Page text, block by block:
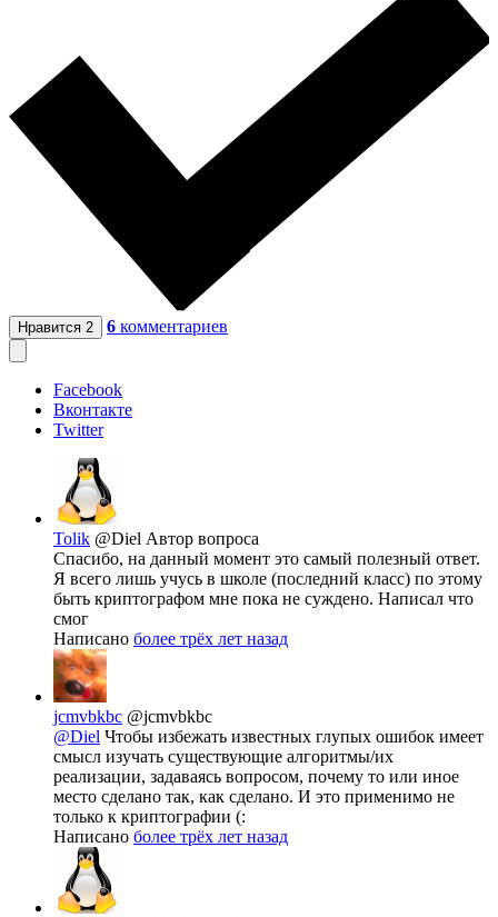
Нравится 2 6 комментариев
Facebook
Вконтакте
Twitter
Tolik @Diel Автор вопроса
Спасибо, на данный момент это самый полезный ответ.
Я всего лишь учусь в школе (последний класс) по этому
быть криптографом мне пока не суждено. Написал что
смог
Написано более трёх лет назад
jcmvbkbc @jcmvbkbc
@Diel Чтобы избежать известных глупых ошибок имеет
смысл изучать существующие алгоритмы/их
реализации, задаваясь вопросом, почему то или иное
место сделано так, как сделано. И это применимо не
только к криптографии (:
Написано более трёх лет назад